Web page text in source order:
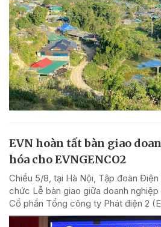
EVN hoàn tất bàn giao
hóa cho EVNGENCO2
Chiều 5/8, tại Hà Nội, Tập đoàn
chức Lễ bàn giao giữa doanh
Cổ phần Tổng công ty Phát điện 2